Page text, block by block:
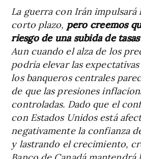
La guerra con Irán impulsará
corto plazo, pero creemos
riesgo de una subida de
Aun cuando el alza de los
podría elevar las
los banqueros centrales
de que las presiones
controladas. Dado que el
con Estados Unidos está
negativamente la confianza
y lastrando el crecimiento,